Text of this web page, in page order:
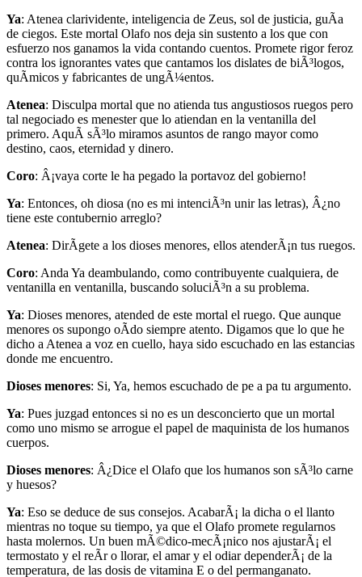
Ya: Atenea clarividente, inteligencia de Zeus, sol de justicia, guÃ­a
de ciegos. Este mortal Olafo nos deja sin sustento a los que con
esfuerzo nos ganamos la vida contando cuentos. Promete rigor feroz
contra los ignorantes vates que cantamos los dislates de biÃ³logos,
quÃ­micos y fabricantes de ungÃ¼entos.
Atenea: Disculpa mortal que no atienda tus angustiosos ruegos pero
tal negociado es menester que lo atiendan en la ventanilla del
primero. AquÃ­ sÃ³lo miramos asuntos de rango mayor como
destino, caos, eternidad y dinero.
Coro: Â¡vaya corte le ha pegado la portavoz del gobierno!
Ya: Entonces, oh diosa (no es mi intenciÃ³n unir las letras), Â¿no
tiene este contubernio arreglo?
Atenea: DirÃ­gete a los dioses menores, ellos atenderÃ¡n tus ruegos.
Coro: Anda Ya deambulando, como contribuyente cualquiera, de
ventanilla en ventanilla, buscando soluciÃ³n a su problema.
Ya: Dioses menores, atended de este mortal el ruego. Que aunque
menores os supongo oÃ­do siempre atento. Digamos que lo que he
dicho a Atenea a voz en cuello, haya sido escuchado en las estancias
donde me encuentro.
Dioses menores: Si, Ya, hemos escuchado de pe a pa tu argumento.
Ya: Pues juzgad entonces si no es un desconcierto que un mortal
como uno mismo se arrogue el papel de maquinista de los humanos
cuerpos.
Dioses menores: Â¿Dice el Olafo que los humanos son sÃ³lo carne
y huesos?
Ya: Eso se deduce de sus consejos. AcabarÃ¡ la dicha o el llanto
mientras no toque su tiempo, ya que el Olafo promete regularnos
hasta molernos. Un buen mÃ©dico-mecÃ¡nico nos ajustarÃ¡ el
termostato y el reÃ­r o llorar, el amar y el odiar dependerÃ¡ de la
temperatura, de las dosis de vitamina E o del permanganato.